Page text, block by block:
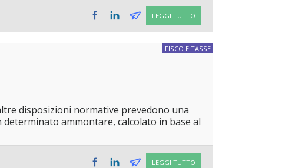
LEGGI TUTTO
FISCO E TASSE
disposizioni normative prevedono una
ammontare, calcolato in base al
LEGGI TUTTO